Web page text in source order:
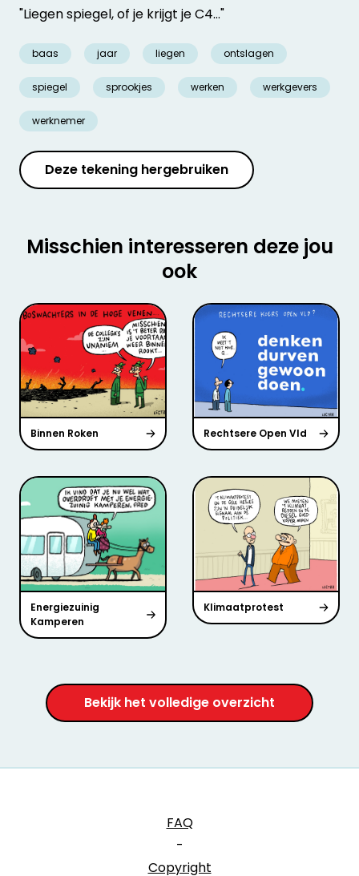
"Liegen spiegel, of je krijgt je C4…"
baas jaar liegen ontslagen
spiegel sprookjes werken werkgevers
werknemer
Deze tekening hergebruiken
Misschien interesseren deze jou
ook
Binnen Roken Rechtsere Open Vld
Energiezuinig
Kamperen
Klimaatprotest
Bekijk het volledige overzicht
FAQ
-
Copyright